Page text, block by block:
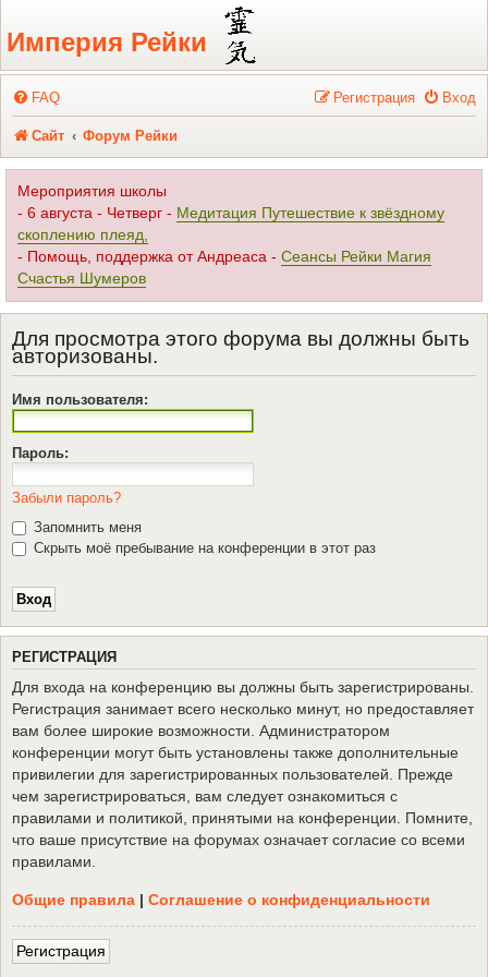
Регистрация
Империя Рейки
FAQ Вход
Регистрация
Сайт Форум Рейки
Мероприятия школы
- 6 августа - Четверг - Медитация Путешествие к звёздному
скоплению плеяд,
- Помощь, поддержка от Андреаса - Сеансы Рейки Магия
Счастья Шумеров
Для просмотра этого форума вы должны быть
авторизованы.
Имя пользователя:
Пароль:
Забыли пароль?
Запомнить меня
Скрыть моё пребывание на конференции в этот раз
РЕГИСТРАЦИЯ
Для входа на конференцию вы должны быть зарегистрированы.
Регистрация занимает всего несколько минут, но предоставляет
вам более широкие возможности. Администратором
конференции могут быть установлены также дополнительные
привилегии для зарегистрированных пользователей. Прежде
чем зарегистрироваться, вам следует ознакомиться с
правилами и политикой, принятыми на конференции. Помните,
что ваше присутствие на форумах означает согласие со всеми
правилами.
Общие правила | Соглашение о конфиденциальности
Регистрация